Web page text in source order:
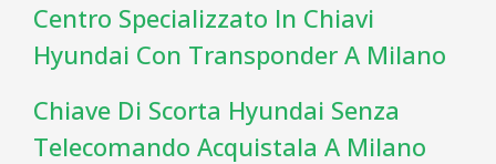
Centro Specializzato In Chiavi
Hyundai Con Transponder A Milano
Chiave Di Scorta Hyundai Senza
Telecomando Acquistala A Milano